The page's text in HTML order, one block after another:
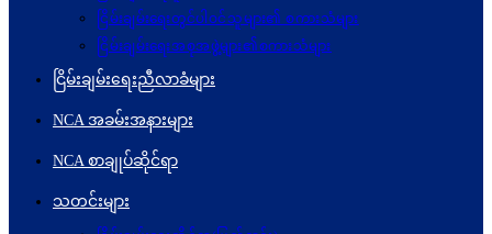
ငြိမ်းချမ်းရေးတွင်ပါဝင်သူများ၏ စကားသံများ
ငြိမ်းချမ်းရေးအစုအဖွဲ့များ၏စကားသံများ
ငြိမ်းချမ်းရေးညီလာခံများ
NCA အခမ်းအနားများ
NCA စာချုပ်ဆိုင်ရာ
သတင်းများ